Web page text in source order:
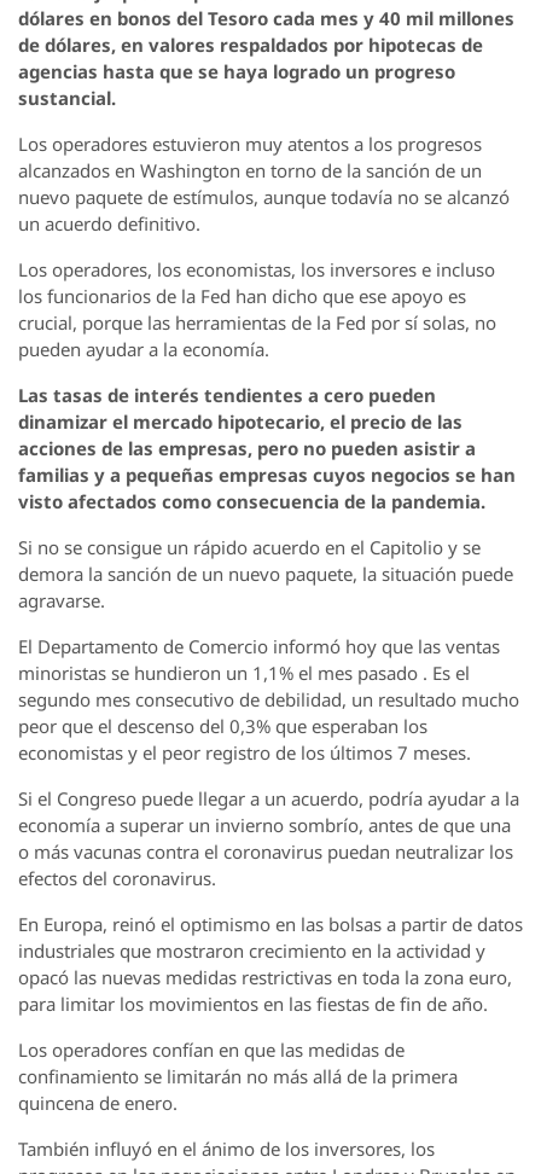
dólares en bonos del Tesoro cada mes y 40 mil millones
de dólares, en valores respaldados por hipotecas de
agencias hasta que se haya logrado un progreso
sustancial.
Los operadores estuvieron muy atentos a los progresos
alcanzados en Washington en torno de la sanción de un
nuevo paquete de estímulos, aunque todavía no se alcanzó
un acuerdo definitivo.
Los operadores, los economistas, los inversores e incluso
los funcionarios de la Fed han dicho que ese apoyo es
crucial, porque las herramientas de la Fed por sí solas, no
pueden ayudar a la economía.
Las tasas de interés tendientes a cero pueden
dinamizar el mercado hipotecario, el precio de las
acciones de las empresas, pero no pueden asistir a
familias y a pequeñas empresas cuyos negocios se han
visto afectados como consecuencia de la pandemia.
Si no se consigue un rápido acuerdo en el Capitolio y se
demora la sanción de un nuevo paquete, la situación puede
agravarse.
El Departamento de Comercio informó hoy que las ventas
minoristas se hundieron un 1,1% el mes pasado . Es el
segundo mes consecutivo de debilidad, un resultado mucho
peor que el descenso del 0,3% que esperaban los
economistas y el peor registro de los últimos 7 meses.
Si el Congreso puede llegar a un acuerdo, podría ayudar a la
economía a superar un invierno sombrío, antes de que una
o más vacunas contra el coronavirus puedan neutralizar los
efectos del coronavirus.
En Europa, reinó el optimismo en las bolsas a partir de datos
industriales que mostraron crecimiento en la actividad y
opacó las nuevas medidas restrictivas en toda la zona euro,
para limitar los movimientos en las fiestas de fin de año.
Los operadores confían en que las medidas de
confinamiento se limitarán no más allá de la primera
quincena de enero.
También influyó en el ánimo de los inversores, los